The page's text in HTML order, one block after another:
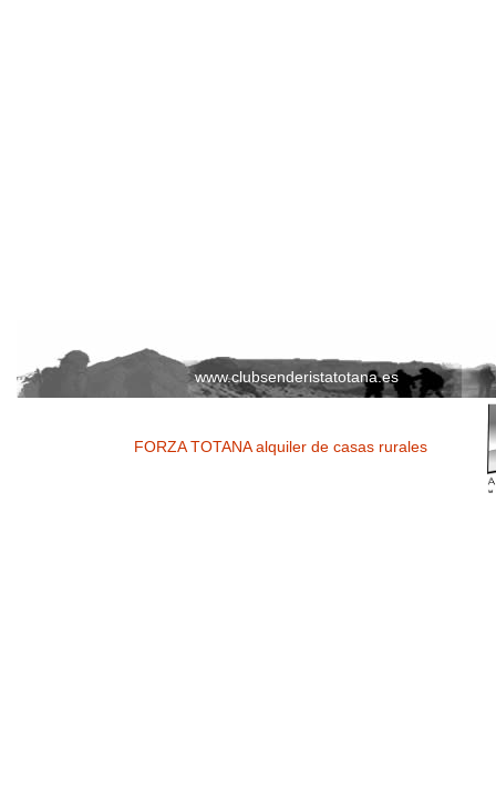
www.clubsenderistatotana.es
FORZA TOTANA alquiler de casas rurales